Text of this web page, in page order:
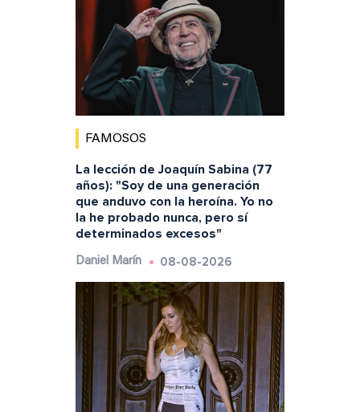
FAMOSOS
La lección de Joaquín Sabina (77
años): "Soy de una generación
que anduvo con la heroína. Yo no
la he probado nunca, pero sí
determinados excesos"
Daniel Marín 08-08-2026